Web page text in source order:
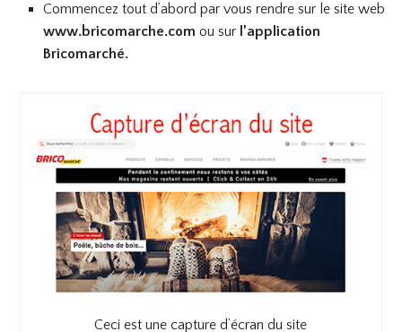
Commencez tout d’abord par vous rendre sur le site web
www.bricomarche.com ou surl’application
Bricomarché.
Ceci est une capture d’écran du site